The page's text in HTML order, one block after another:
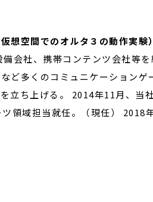
想空間でのオルタ３の動作実験）
会社、携帯コンテンツ会社等
ど多くのコミュニケーションゲ
立ち上げる。 2014年11月、当
領域担当就任。（現任） 2018